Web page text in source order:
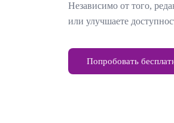
Независимо от того,
или улучшаете
Попробовать